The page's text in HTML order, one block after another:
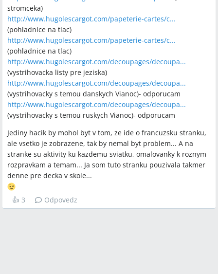
stromceka)
http://www.hugolescargot.com/papeterie-cartes/c...
(pohladnice na tlac)
http://www.hugolescargot.com/papeterie-cartes/c...
(pohladnice na tlac)
http://www.hugolescargot.com/decoupages/decoupa...
(vystrihovacka listy pre jeziska)
http://www.hugolescargot.com/decoupages/decoupa...
(vystrihovacky s temou danskych Vianoc)- odporucam
http://www.hugolescargot.com/decoupages/decoupa...
(vystrihovacky s temou ruskych Vianoc)- odporucam
Jediny hacik by mohol byt v tom, ze ide o francuzsku stranku,
ale vsetko je zobrazene, tak by nemal byt problem... A na
stranke su aktivity ku kazdemu sviatku, omalovanky k roznym
rozpravkam a temam... Ja som tuto stranku pouzivala takmer
denne pre decka v skole...
👍 3 Odpovedz